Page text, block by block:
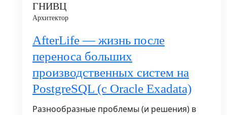
ГНИВЦ
Архитектор
AfterLife — жизнь после
переноса больших
производственных систем на
PostgreSQL (с Oracle Exadata)
Разнообразные проблемы (и решения) в